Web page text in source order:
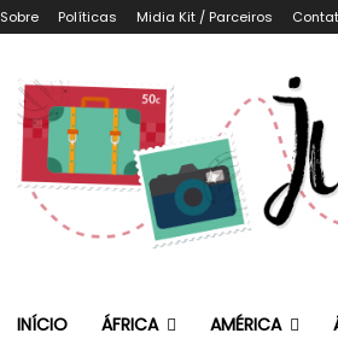
Sobre Políticas Midia Kit / Parceiros
INÍCIO ÁFRICA AMÉRICA